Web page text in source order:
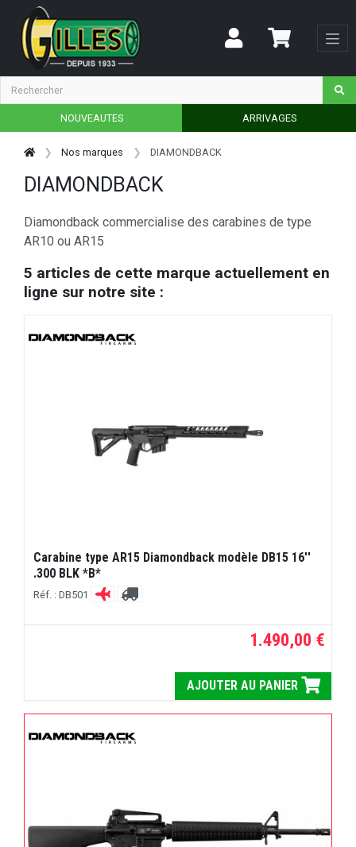
NOUVEAUTES ARRIVAGES
Nos marques DIAMONDBACK
DIAMONDBACK
Diamondback commercialise des carabines de type
AR10 ou AR15
5 articles de cette marque actuellement en
ligne sur notre site :
Carabine type AR15 Diamondback modèle DB15 16''
.300 BLK *B*
Réf. : DB501
1.490,00 €
AJOUTER AU PANIER